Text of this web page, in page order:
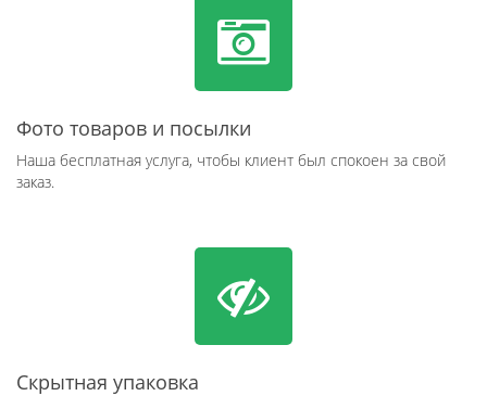
Фото товаров и посылки
Наша бесплатная услуга, чтобы клиент был спокоен за свой
заказ.
Скрытная упаковка